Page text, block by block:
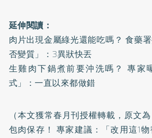
延伸閱讀：
肉片出現金屬綠光還能吃嗎？ 食藥
否變質」：3異狀快丟
生雞肉下鍋煮前要沖洗嗎？ 專家
式」：一直以來都做錯
（本文獲常春月刊授權轉載，原文為
包肉保存！ 專家建議：「改用這1